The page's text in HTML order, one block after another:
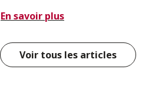
En savoir plus
Voir tous les articles